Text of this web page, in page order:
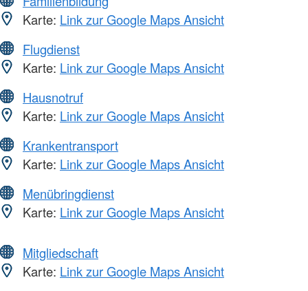
Karte: Link zur Google Maps Ansicht
Flugdienst
Karte: Link zur Google Maps Ansicht
Hausnotruf
Karte: Link zur Google Maps Ansicht
Krankentransport
Karte: Link zur Google Maps Ansicht
Menübringdienst
Karte: Link zur Google Maps Ansicht
Mitgliedschaft
Karte: Link zur Google Maps Ansicht